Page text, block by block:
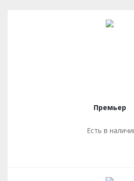
Премьер
Есть в